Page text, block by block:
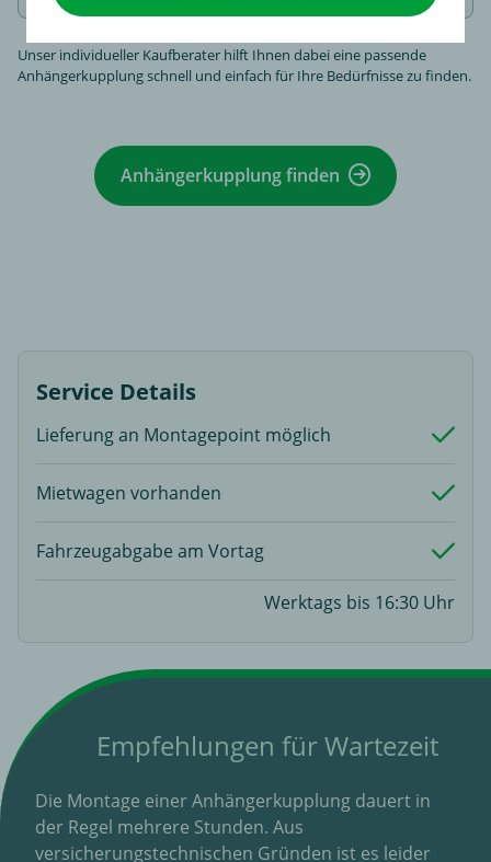
Unser individueller Kaufberater hilft Ihnen dabei eine passende
Anhängerkupplung schnell und einfach für Ihre Bedürfnisse zu finden.
Anhängerkupplung finden
Service Details
Lieferung an Montagepoint möglich
Mietwagen vorhanden
Fahrzeugabgabe am Vortag
Werktags bis 16:30 Uhr
Empfehlungen für Wartezeit
Die Montage einer Anhängerkupplung dauert in
der Regel mehrere Stunden. Aus
versicherungstechnischen Gründen ist es leider